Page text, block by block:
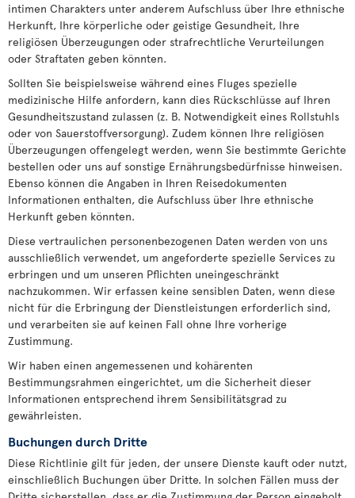
intimen Charakters unter anderem Aufschluss über Ihre ethnische
Herkunft, Ihre körperliche oder geistige Gesundheit, Ihre
religiösen Überzeugungen oder strafrechtliche Verurteilungen
oder Straftaten geben könnten.
Sollten Sie beispielsweise während eines Fluges spezielle
medizinische Hilfe anfordern, kann dies Rückschlüsse auf Ihren
Gesundheitszustand zulassen (z. B. Notwendigkeit eines Rollstuhls
oder von Sauerstoffversorgung). Zudem können Ihre religiösen
Überzeugungen offengelegt werden, wenn Sie bestimmte Gerichte
bestellen oder uns auf sonstige Ernährungsbedürfnisse hinweisen.
Ebenso können die Angaben in Ihren Reisedokumenten
Informationen enthalten, die Aufschluss über Ihre ethnische
Herkunft geben könnten.
Diese vertraulichen personenbezogenen Daten werden von uns
ausschließlich verwendet, um angeforderte spezielle Services zu
erbringen und um unseren Pflichten uneingeschränkt
nachzukommen. Wir erfassen keine sensiblen Daten, wenn diese
nicht für die Erbringung der Dienstleistungen erforderlich sind,
und verarbeiten sie auf keinen Fall ohne Ihre vorherige
Zustimmung.
Wir haben einen angemessenen und kohärenten
Bestimmungsrahmen eingerichtet, um die Sicherheit dieser
Informationen entsprechend ihrem Sensibilitätsgrad zu
gewährleisten.
Buchungen durch Dritte
Diese Richtlinie gilt für jeden, der unsere Dienste kauft oder nutzt,
einschließlich Buchungen über Dritte. In solchen Fällen muss der